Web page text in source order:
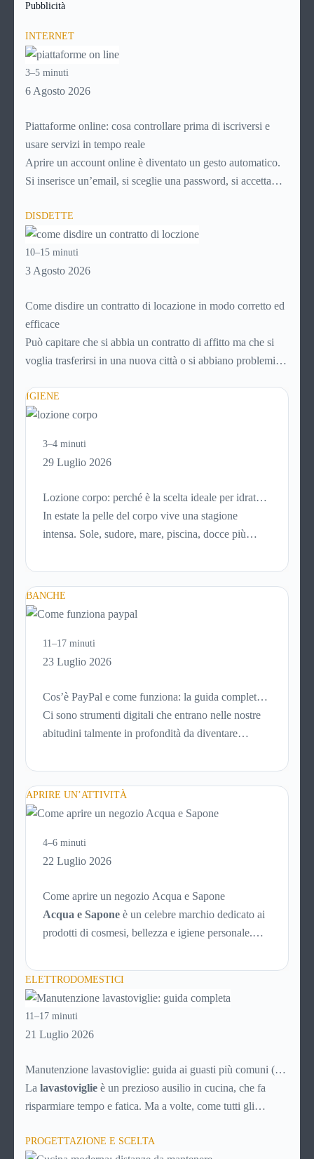
Pubblicità
INTERNET
3–5 minuti
6 Agosto 2026
Piattaforme online: cosa controllare prima di iscriversi e
usare servizi in tempo reale
Aprire un account online è diventato un gesto automatico.
Si inserisce un’email, si sceglie una password, si accetta
avviene in pochi minuti, spesso senza che ci si fermi a
capire dove si sta entrando.
DISDETTE
10–15 minuti
3 Agosto 2026
Come disdire un contratto di locazione in modo corretto ed
efficace
Può capitare che si abbia un contratto di affitto ma che si
voglia trasferirsi in una nuova città o si abbiano problemi a
abitazione: è legittimo chiedersi se è possibile
contratto di locazione
IGIENE
3–4 minuti
29 Luglio 2026
Lozione corpo: perché è la scelta ideale per idratare
la pelle in estate
In estate la pelle del corpo vive una stagione
intensa. Sole, sudore, mare, piscina, docce più
meno morbida, più disidratata o semplicemente
meno confortevole. Eppure, proprio nei mesi caldi,
o difficili da assorbire.
BANCHE
11–17 minuti
23 Luglio 2026
Cos’è PayPal e come funziona: la guida completa
aggiornata per venditori e privati
Ci sono strumenti digitali che entrano nelle nostre
abitudini talmente in profondità da diventare
per comprare su Amazon, per pagare un corso
online, per mandare venti euro a un amico. Ma se ti
probabilmente non hai una risposta precisa su come
funziona PayPal.
APRIRE UN’ATTIVITÀ
4–6 minuti
22 Luglio 2026
Come aprire un negozio Acqua e Sapone
Acqua e Sapone è un celebre marchio dedicato ai
prodotti di cosmesi, bellezza e igiene personale.
vendita sparsi per tutta Italia è un marchio di
ELETTRODOMESTICI
11–17 minuti
21 Luglio 2026
Manutenzione lavastoviglie: guida ai guasti più comuni (e
soluzioni)
La lavastoviglie è un prezioso ausilio in cucina, che fa
risparmiare tempo e fatica. Ma a volte, come tutti gli
problemi tecnici. Ecco una breve guida ai principali guasti e
PROGETTAZIONE E SCELTA